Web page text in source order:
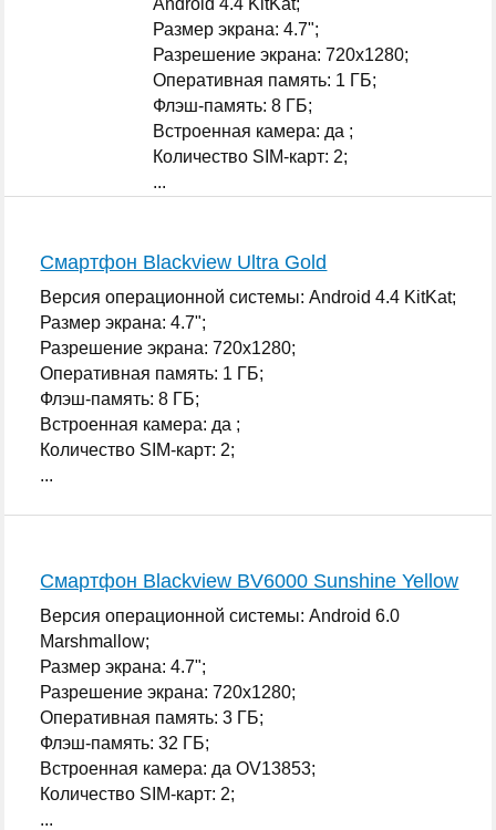
Размер экрана: 4.7";
Разрешение экрана: 720x1280;
Оперативная память: 1 ГБ;
Флэш-память: 8 ГБ;
Встроенная камера: да ;
Количество SIM-карт: 2;
...
Смартфон Blackview Ultra Gold
Версия операционной системы: Android 4.4 KitKat;
Размер экрана: 4.7";
Разрешение экрана: 720x1280;
Оперативная память: 1 ГБ;
Флэш-память: 8 ГБ;
Встроенная камера: да ;
Количество SIM-карт: 2;
...
Смартфон Blackview BV6000 Sunshine Yellow
Версия операционной системы: Android 6.0
Marshmallow;
Размер экрана: 4.7";
Разрешение экрана: 720x1280;
Оперативная память: 3 ГБ;
Флэш-память: 32 ГБ;
Встроенная камера: да OV13853;
Количество SIM-карт: 2;
...